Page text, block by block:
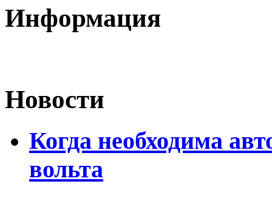
Информация
Новости
Когда необходима
вольта